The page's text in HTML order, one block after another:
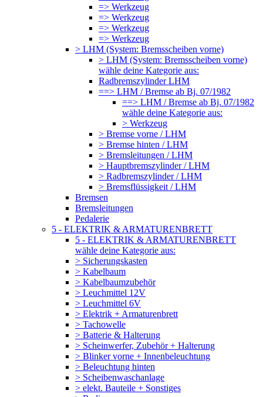
=> Werkzeug
=> Werkzeug
=> Werkzeug
=> Werkzeug
> LHM (System: Bremsscheiben vorne)
> LHM (System: Bremsscheiben vorne)
wähle deine Kategorie aus:
Radbremszylinder LHM
==> LHM / Bremse ab Bj. 07/1982
==> LHM / Bremse ab Bj. 07/1982
wähle deine Kategorie aus:
> Werkzeug
> Bremse vorne / LHM
> Bremse hinten / LHM
> Bremsleitungen / LHM
> Hauptbremszylinder / LHM
> Radbremszylinder / LHM
> Bremsflüssigkeit / LHM
Bremsen
Bremsleitungen
Pedalerie
5 - ELEKTRIK & ARMATURENBRETT
5 - ELEKTRIK & ARMATURENBRETT
wähle deine Kategorie aus:
> Sicherungskasten
> Kabelbaum
> Kabelbaumzubehör
> Leuchmittel 12V
> Leuchmittel 6V
> Elektrik + Armaturenbrett
> Tachowelle
> Batterie & Halterung
> Scheinwerfer, Zubehör + Halterung
> Blinker vorne + Innenbeleuchtung
> Beleuchtung hinten
> Scheibenwaschanlage
> elekt. Bauteile + Sonstiges